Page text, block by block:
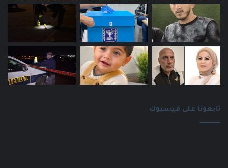
تابعونا على فيسبوك